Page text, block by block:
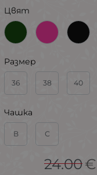
Цвят
Размер
36 38 40
Чашка
В С
24.00€